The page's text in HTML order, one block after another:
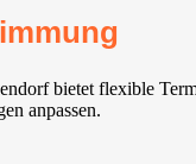
bietet flexible
anpassen.